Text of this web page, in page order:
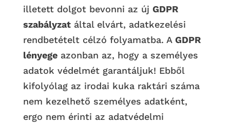
illetett dolgot bevonni az új GDPR
szabályzatáltal elvárt, adatkezelési
rendbetételt célzó folyamatba. A GDPR
lényegeazonban az, hogy a személyes
adatok védelmét garantáljuk! Ebből
kifolyólag az irodai kuka raktári száma
nem kezelhető személyes adatként,
ergo nem érinti az adatvédelmi